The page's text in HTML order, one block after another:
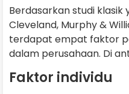
Berdasarkan studi klasik
Cleveland, Murphy &
terdapat empat faktor
dalam perusahaan. Di
Faktor individu